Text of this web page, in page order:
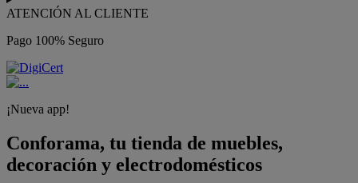
ATENCIÓN AL CLIENTE
Pago 100% Seguro
¡Nueva app!
Conforama, tu tienda de muebles,
decoración y electrodomésticos